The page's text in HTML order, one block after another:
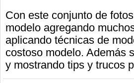
Con este conjunto de
modelo agregando
aplicando técnicas de
costoso modelo. Además
y mostrando tips y trucos